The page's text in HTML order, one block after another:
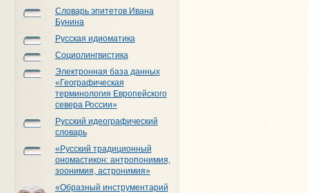
Словарь эпитетов Ивана
Бунина
Русская идиоматика
Социолингвистика
Электронная база данных
«Географическая
терминология Европейского
севера России»
Русский идеографический
словарь
«Русский традиционный
ономастикон: антропонимия,
зоонимия, астронимия»
«Образный инструментарий